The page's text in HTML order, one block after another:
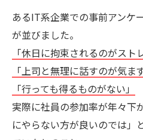
あるIT系企業での事前アンケ
が並びました。
「休日に拘束されるのがスト
「上司と無理に話すのが気ま
「行っても得るものがない」
実際に社員の参加率が年々下
にやらない方が良いのでは」